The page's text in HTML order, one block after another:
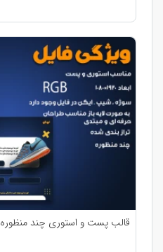
قالب پست و استوری چند منظوره